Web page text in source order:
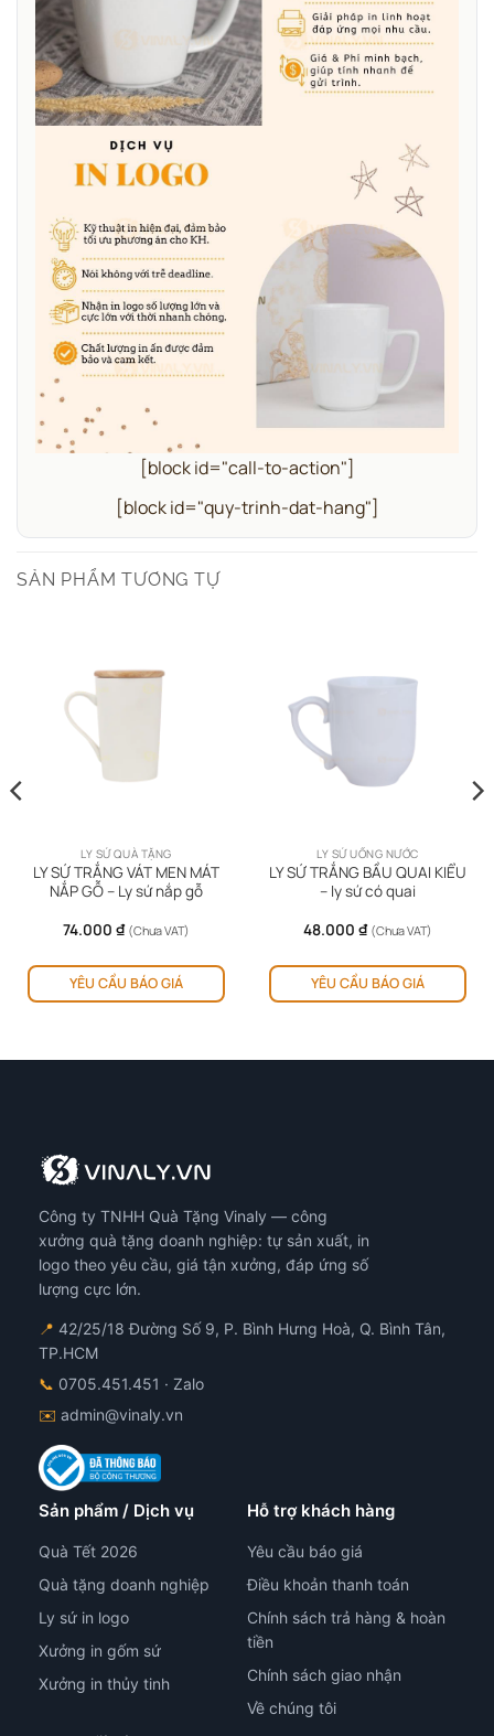
[block id="call-to-action"]
[block id="quy-trinh-dat-hang"]
SẢN PHẨM TƯƠNG TỰ
LY SỨ QUÀ TẶNG
LY SỨ TRẮNG VÁT MEN MÁT
NẮP GỖ – Ly sứ nắp gỗ
74.000 ₫ (Chưa VAT)
YÊU CẦU BÁO GIÁ
LY SỨ UỐNG NƯỚC
LY SỨ TRẮNG BẦU QUAI KIỂU
– ly sứ có quai
48.000 ₫ (Chưa VAT)
YÊU CẦU BÁO GIÁ
Công ty TNHH Quà Tặng Vinaly — công
xưởng quà tặng doanh nghiệp: tự sản xuất, in
logo theo yêu cầu, giá tận xưởng, đáp ứng số
lượng cực lớn.
📍 42/25/18 Đường Số 9, P. Bình Hưng Hoà, Q. Bình Tân,
TP.HCM
📞 0705.451.451 · Zalo
✉️ admin@vinaly.vn
Sản phẩm / Dịch vụ
Quà Tết 2026
Quà tặng doanh nghiệp
Ly sứ in logo
Xưởng in gốm sứ
Xưởng in thủy tinh
Hỗ trợ khách hàng
Yêu cầu báo giá
Điều khoản thanh toán
Chính sách trả hàng & hoàn
tiền
Chính sách giao nhận
Về chúng tôi